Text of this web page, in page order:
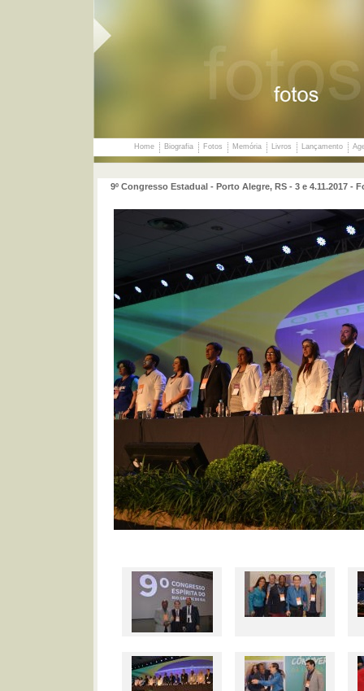
Home Biografia Fotos Memória Livros Lançamento
9º Congresso Estadual - Porto Alegre, RS - 3 e 4.11.2017 -